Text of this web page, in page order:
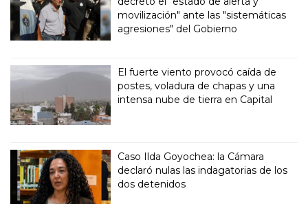
movilización" ante las "sistemáticas
agresiones" del Gobierno
El fuerte viento provocó caída de
postes, voladura de chapas y una
intensa nube de tierra en Capital
Caso Ilda Goyochea: la Cámara
declaró nulas las indagatorias de los
dos detenidos